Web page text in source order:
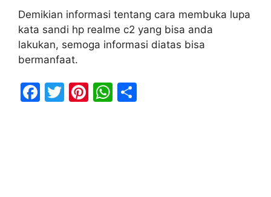
Demikian informasi tentang cara membuka lupa
kata sandi hp realme c2 yang bisa anda
lakukan, semoga informasi diatas bisa
bermanfaat.
F
T
Pi W